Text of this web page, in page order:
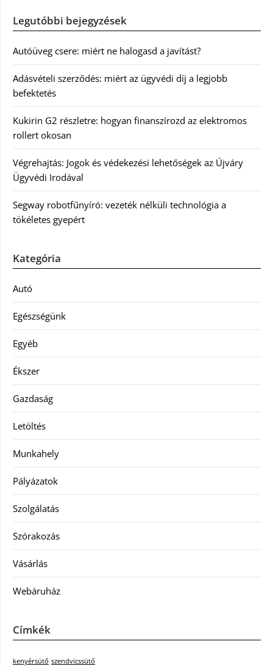
Legutóbbi bejegyzések
Autóüveg csere: miért ne halogasd a javítást?
Adásvételi szerződés: miért az ügyvédi díj a legjobb
befektetés
Kukirin G2 részletre: hogyan finanszírozd az elektromos
rollert okosan
Végrehajtás: Jogok és védekezési lehetőségek az Újváry
Ügyvédi Irodával
Segway robotfűnyíró: vezeték nélküli technológia a
tökéletes gyepért
Kategória
Autó
Egészségünk
Egyéb
Ékszer
Gazdaság
Letöltés
Munkahely
Pályázatok
Szolgálatás
Szórakozás
Vásárlás
Webáruház
Címkék
kenyérsütő szendvicssütő